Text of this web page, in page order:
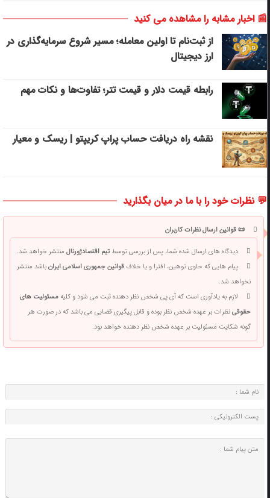
📰 اخبار مشابه را مشاهده می کنید
از ثبت‌نام تا اولین معامله؛ مسیر شروع سرمایه‌گذاری در
ارز دیجیتال
رابطه قیمت دلار و قیمت تتر؛ تفاوت‌ها و نکات مهم
نقشه راه دریافت حساب پراپ کریپتو | ریسک‌ و معیار
💬 نظرات خود را با ما در میان بگذارید
📜 قوانین ارسال نظرات کاربران
دیدگاه های ارسال شده شما، پس از بررسی توسطتیم اقتصادژورنالمنتشر خواهد شد.
پیام هایی که حاوی توهین، افترا و یا خلافقوانین جمهوری اسلامی ایرانباشد منتشر
نخواهد شد.
لازم به یادآوری است که آی پی شخص نظر دهنده ثبت می شود و کلیهمسئولیت های
حقوقینظرات بر عهده شخص نظر بوده و قابل پیگیری قضایی می باشد که در صورت هر
گونه شکایت مسئولیت بر عهده شخص نظر دهنده خواهد بود.